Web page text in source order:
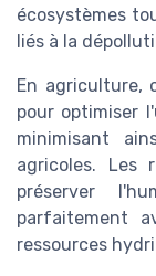
écosystèmes
liés à la
En agriculture,
pour optimiser
minimisant
agricoles. Les
préserver
parfaitement
ressources